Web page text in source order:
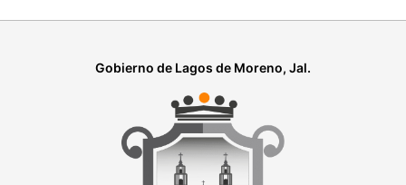
Gobierno de Lagos de Moreno, Jal.